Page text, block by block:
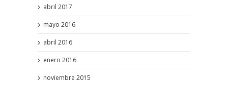
abril 2017
mayo 2016
abril 2016
enero 2016
noviembre 2015